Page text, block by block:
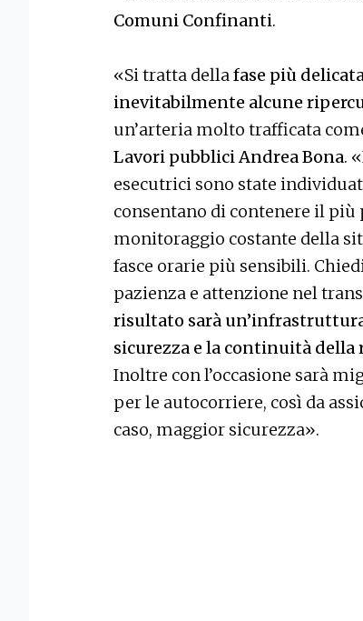
Comuni Confinanti.
«Si tratta dellafase più
inevitabilmente alcune
un’arteria molto trafficata
Lavori pubblici Andrea Bona.
esecutrici sono state
consentano di contenere il più
monitoraggio costante della
fasce orarie più sensibili.
pazienza e attenzione nel
risultato sarà
sicurezza e la continuità della
Inoltre con l’occasione sarà
per le autocorriere, così da
caso, maggior sicurezza».